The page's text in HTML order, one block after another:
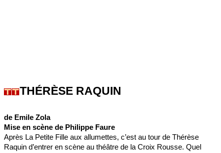
THÉRÈSE RAQUIN
de Emile Zola
Mise en scène de Philippe Faure
Après La Petite Fille aux allumettes, c’est au tour de Thérèse
Raquin d’entrer en scène au théâtre de la Croix Rousse. Quel